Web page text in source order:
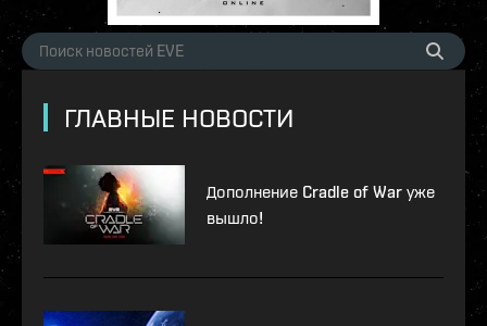
ГЛАВНЫЕ НОВОСТИ
Дополнение Cradle of War уже
вышло!